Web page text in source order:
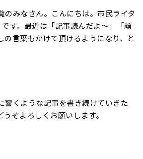
のみなさん。こんにちは。市民ライタ
す。最近は「記事読んだよ〜」「頑
の言葉もかけて頂けるようになり、と
響くような記事を書き続けていきた
ぞよろしくお願いします。